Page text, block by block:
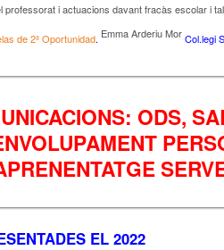
professorat i actuacions davant fracàs escolar i
de 2ª Oportunidad. Emma Arderiu MorCol.legi
ODS,
EL 2022